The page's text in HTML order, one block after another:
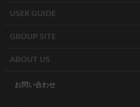
USER GUIDE
GROUP SITE
ABOUT US
お問い合わせ